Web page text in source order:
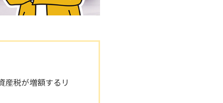
産税が増額するリ